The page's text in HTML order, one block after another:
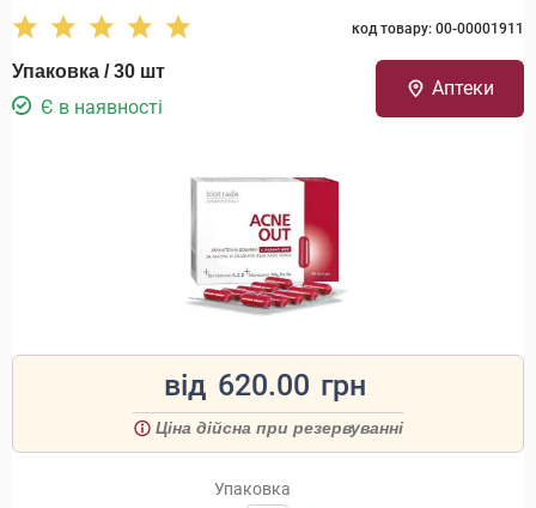
код товару: 00-00001911
Упаковка / 30 шт
Є в наявності
Аптеки
від 620.00 грн
Ціна дійсна при резервуванні
Упаковка